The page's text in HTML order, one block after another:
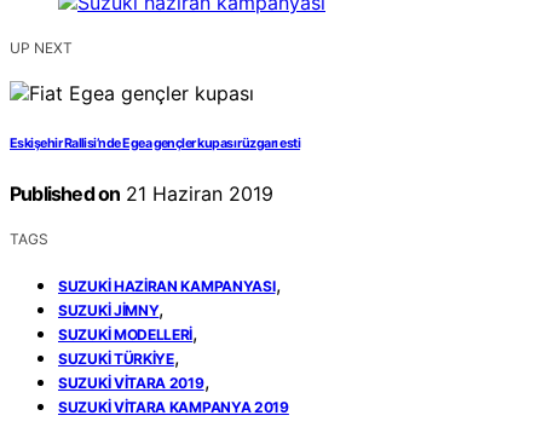
UP NEXT
Eskişehir Rallisi’nde Egea gençler kupası rüzgarı esti
Published on 21 Haziran 2019
TAGS
SUZUKI HAZIRAN KAMPANYASI,
SUZUKI JIMNY,
SUZUKI MODELLERI,
SUZUKI TÜRKIYE,
SUZUKI VITARA 2019,
SUZUKI VITARA KAMPANYA 2019